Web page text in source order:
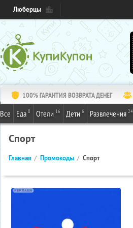
Люберцы
100% ГАРАНТИЯ ВОЗВРАТА ДЕНЕГ
Все Еда 8 Отели 16 Дети 6 Развлечения 24
Спорт
Главная Промокоды Спорт